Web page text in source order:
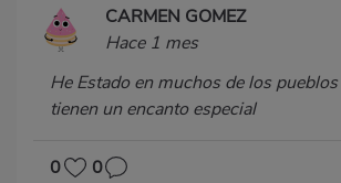
CARMEN GOMEZ
Hace 1 mes
He Estado en muchos de los
tienen un encanto especial
0 0